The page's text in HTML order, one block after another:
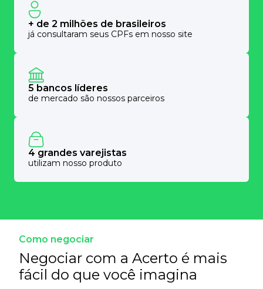
+ de 2 milhões de brasileiros
já consultaram seus CPFs em nosso site
5 bancos líderes
de mercado são nossos parceiros
4 grandes varejistas
utilizam nosso produto
Como negociar
Negociar com a Acerto é mais
fácil do que você imagina